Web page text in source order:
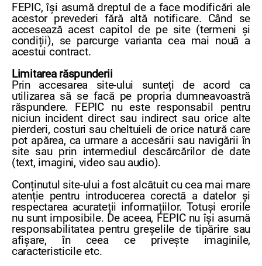
FEPIC, își asumă dreptul de a face modificări ale
acestor prevederi fără altă notificare. Când se
accesează acest capitol de pe site (termeni și
condiții), se parcurge varianta cea mai nouă a
acestui contract.
Limitarea răspunderii
Prin accesarea site-ului sunteți de acord ca
utilizarea să se facă pe propria dumneavoastră
răspundere. FEPIC nu este responsabil pentru
niciun incident direct sau indirect sau orice alte
pierderi, costuri sau cheltuieli de orice natură care
pot apărea, ca urmare a accesării sau navigării în
site sau prin intermediul descărcărilor de date
(text, imagini, video sau audio).
Conținutul site-ului a fost alcătuit cu cea mai mare
atenție pentru introducerea corectă a datelor și
respectarea acurateții informațiilor. Totuși erorile
nu sunt imposibile. De aceea, FEPIC nu își asumă
responsabilitatea pentru greșelile de tipărire sau
afișare, în ceea ce privește imaginile,
caracteristicile etc.